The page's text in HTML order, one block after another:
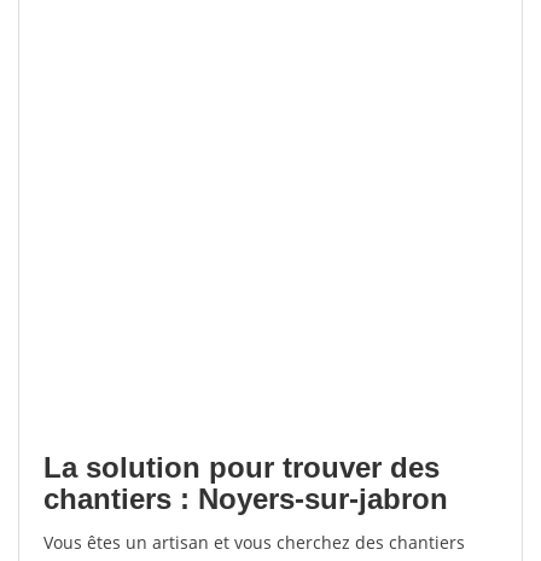
La solution pour trouver des
chantiers : Noyers-sur-jabron
Vous êtes un artisan et vous cherchez des chantiers